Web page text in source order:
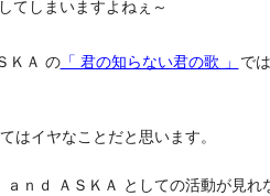
てしまいますよねぇ～
ＫＡ の「 君の知らない君の歌 」
で
はイヤなことだと思います。
ｎｄ ＡＳＫＡ としての活動が見れ